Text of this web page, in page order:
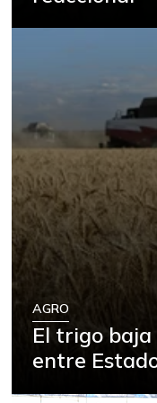
postas
04/27/2019
07/25/2026
Bola de brazo
03/04/2017
Bota de
AGRO
El trigo
entre